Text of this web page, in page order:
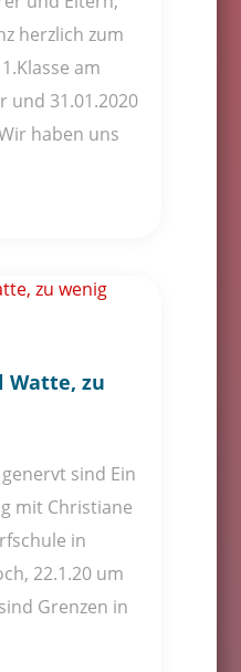
herzlich zum
am
und 31.01.2020
haben uns
Watte, zu
sind Ein
mit Christiane
in
22.1.20 um
Grenzen in